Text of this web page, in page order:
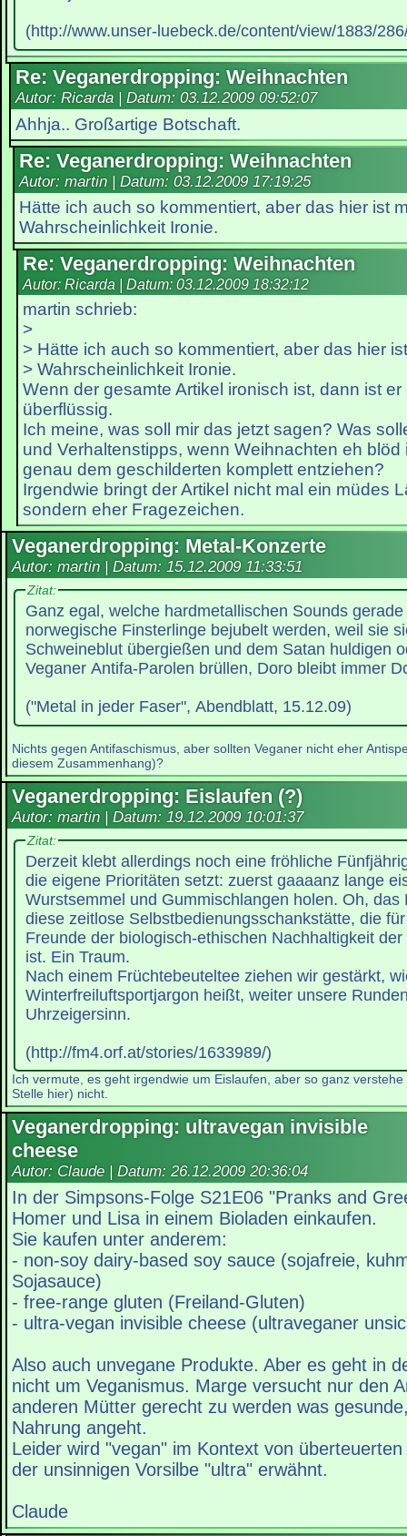
(http://www.unser-luebeck.de/content/view/1883/
Re: Veganerdropping: Weihnachten
Autor: Ricarda | Datum: 03.12.2009 09:52:07
Ahhja.. Großartige Botschaft.
Re: Veganerdropping: Weihnachten
Autor: martin | Datum: 03.12.2009 17:19:25
Hätte ich auch so kommentiert, aber das hier ist
Wahrscheinlichkeit Ironie.
Re: Veganerdropping: Weihnachten
Autor: Ricarda | Datum: 03.12.2009 18:32:12
martin schrieb:
>
> Hätte ich auch so kommentiert, aber das hier
> Wahrscheinlichkeit Ironie.
Wenn der gesamte Artikel ironisch ist, dann ist
überflüssig.
Ich meine, was soll mir das jetzt sagen? Was
und Verhaltenstipps, wenn Weihnachten eh blöd
genau dem geschilderten komplett entziehen?
Irgendwie bringt der Artikel nicht mal ein müdes
sondern eher Fragezeichen.
Veganerdropping: Metal-Konzerte
Autor: martin | Datum: 15.12.2009 11:33:51
Zitat:
Ganz egal, welche hardmetallischen Sounds
norwegische Finsterlinge bejubelt werden, weil sie
Schweineblut übergießen und dem Satan huldigen
Veganer Antifa-Parolen brüllen, Doro bleibt immer
("Metal in jeder Faser", Abendblatt, 15.12.09)
Nichts gegen Antifaschismus, aber sollten Veganer nicht eher
diesem Zusammenhang)?
Veganerdropping: Eislaufen (?)
Autor: martin | Datum: 19.12.2009 10:01:37
Zitat:
Derzeit klebt allerdings noch eine fröhliche
die eigene Prioritäten setzt: zuerst gaaaanz lange
Wurstsemmel und Gummischlangen holen. Oh, das
diese zeitlose Selbstbedienungsschankstätte, die
Freunde der biologisch-ethischen Nachhaltigkeit
ist. Ein Traum.
Nach einem Früchtebeuteltee ziehen wir gestärkt,
Winterfreiluftsportjargon heißt, weiter unsere
Uhrzeigersinn.
(http://fm4.orf.at/stories/1633989/)
Ich vermute, es geht irgendwie um Eislaufen, aber so ganz
Stelle hier) nicht.
Veganerdropping: ultravegan invisible
cheese
Autor: Claude | Datum: 26.12.2009 20:36:04
In der Simpsons-Folge S21E06 "Pranks and
Homer und Lisa in einem Bioladen einkaufen.
Sie kaufen unter anderem:
- non-soy dairy-based soy sauce (sojafreie,
Sojasauce)
- free-range gluten (Freiland-Gluten)
- ultra-vegan invisible cheese (ultraveganer
Also auch unvegane Produkte. Aber es geht in
nicht um Veganismus. Marge versucht nur den
anderen Mütter gerecht zu werden was
Nahrung angeht.
Leider wird "vegan" im Kontext von
der unsinnigen Vorsilbe "ultra" erwähnt.
Claude